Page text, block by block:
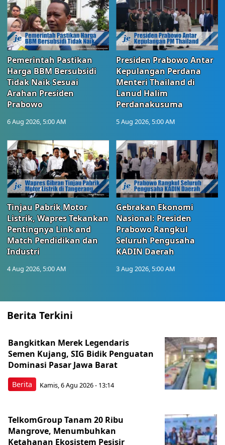
Pemerintah Pastikan
Harga BBM Bersubsidi
Tidak Naik Sesuai
Arahan Presiden
Prabowo
6 Aug 2026, 5:00 AM
Presiden Prabowo Antar
Kepulangan Perdana
Menteri Thailand di
Lanud Halim
Perdanakusuma
5 Aug 2026, 5:00 AM
Tinjau Pabrik Motor
Listrik, Wapres Tekankan
Pentingnya Link and
Match Pendidikan dan
Industri
4 Aug 2026, 5:00 AM
Gebrakan Ekonomi
Nasional: Presiden
Prabowo Rangkul
Seluruh Pengusaha
KADIN Daerah
3 Aug 2026, 5:00 AM
Berita Terkini
Berita
Bangkitkan Merek Legendaris
Semen Kujang, SIG Bidik Penguatan
Dominasi Pasar Jawa Barat
Kamis, 6 Agu 2026 - 13:14
TelkomGroup Tanam 20 Ribu
Mangrove, Menumbuhkan
Ketahanan Ekosistem Pesisir